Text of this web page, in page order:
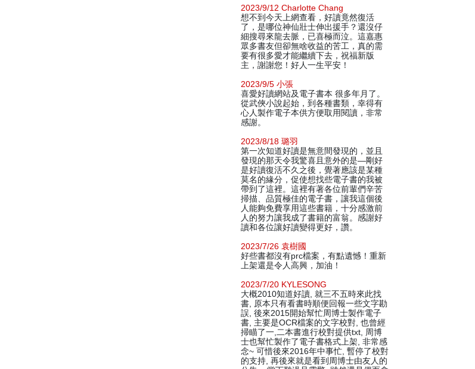
2023/9/12 Charlotte Chang
想不到今天上網查看，好讀竟然復活
了，是哪位神仙壯士伸出援手？還沒仔
細搜尋來龍去脈，已喜極而泣。這嘉惠
眾多書友但卻無啥收益的苦工，真的需
要有很多愛才能繼續下去，祝福新版
主，謝謝您！好人一生平安！
2023/9/5 小張
喜愛好讀網站及電子書本 很多年月了。
從武俠小說起始，到各種書類，幸得有
心人製作電子本供方便取用閱讀，非常
感謝。
2023/8/18 璐羽
第一次知道好讀是無意間發現的，並且
發現的那天令我驚喜且意外的是—剛好
是好讀復活不久之後，覺著應該是某種
莫名的緣分，促使想找些電子書的我被
帶到了這裡。這裡有著各位前輩們辛苦
掃描、品質極佳的電子書，讓我這個後
人能夠免費享用這些書籍，十分感激前
人的努力讓我成了書籍的富翁。感謝好
讀和各位讓好讀變得更好，讚。
2023/7/26 袁樹國
好些書都沒有prc檔案，有點遺憾！重新
上架還是令人高興，加油！
2023/7/20 KYLESONG
大概2010知道好讀, 就三不五時來此找
書, 原本只有看書時順便回報一些文字勘
誤, 後來2015開始幫忙周博士製作電子
書, 主要是OCR檔案的文字校對, 也曾經
掃瞄了一,二本書進行校對提供txt, 周博
士也幫忙製作了電子書格式上架, 非常感
念~ 可惜後來2016年中事忙, 暫停了校對
的支持, 再後來就是看到周博士由友人的